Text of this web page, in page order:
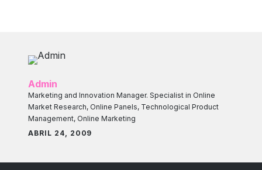
Admin
Marketing and Innovation Manager. Specialist in Online
Market Research, Online Panels, Technological Product
Management, Online Marketing
ABRIL 24, 2009